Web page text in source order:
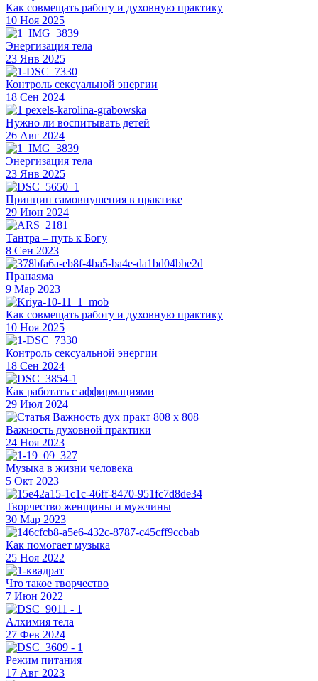
Как совмещать работу и духовную практику
10 Ноя 2025
Энергизация тела
23 Янв 2025
Контроль сексуальной энергии
18 Сен 2024
Нужно ли воспитывать детей
26 Авг 2024
Энергизация тела
23 Янв 2025
Принцип самовнушения в практике
29 Июн 2024
Тантра – путь к Богу
8 Сен 2023
Пранаяма
9 Мар 2023
Как совмещать работу и духовную практику
10 Ноя 2025
Контроль сексуальной энергии
18 Сен 2024
Как работать с аффирмациями
29 Июл 2024
Важность духовной практики
24 Ноя 2023
Музыка в жизни человека
5 Окт 2023
Творчество женщины и мужчины
30 Мар 2023
Как помогает музыка
25 Ноя 2022
Что такое творчество
7 Июн 2022
Алхимия тела
27 Фев 2024
Режим питания
17 Авг 2023